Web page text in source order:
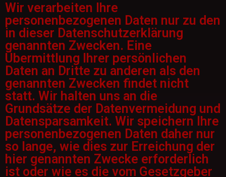
Wir verarbeiten Ihre
personenbezogenen Daten nur zu den
in dieser Datenschutzerklärung
genannten Zwecken. Eine
Übermittlung Ihrer persönlichen
Daten an Dritte zu anderen als den
genannten Zwecken findet nicht
statt. Wir halten uns an die
Grundsätze der Datenvermeidung und
Datensparsamkeit. Wir speichern Ihre
personenbezogenen Daten daher nur
so lange, wie dies zur Erreichung der
hier genannten Zwecke erforderlich
ist oder wie es die vom Gesetzgeber